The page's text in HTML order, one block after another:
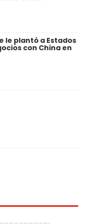
le plantó a Estados
con China en